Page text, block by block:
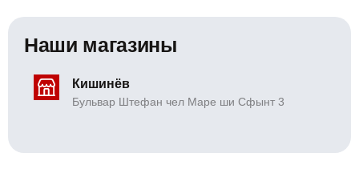
Наши магазины
Кишинёв
Бульвар Штефан чел Маре ши Сфынт 3